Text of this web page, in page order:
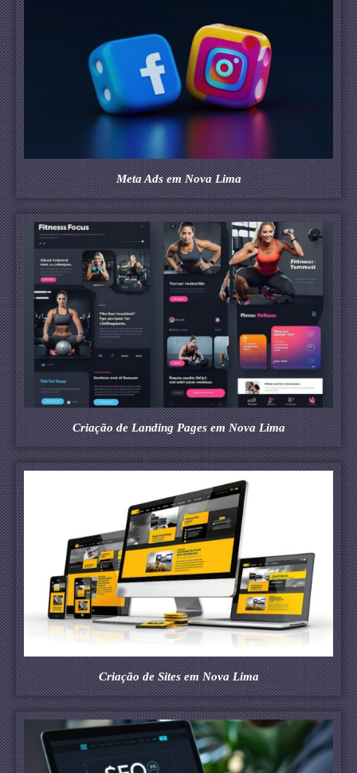
Meta Ads em Nova Lima
Criação de Landing Pages em Nova Lima
Criação de Sites em Nova Lima